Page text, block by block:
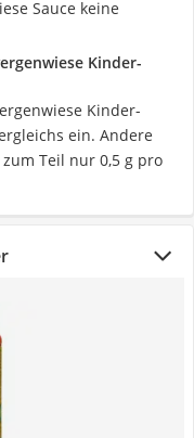
Sauce keine
Kinder-
Kinder-
ein. Andere
Teil nur 0,5 g pro